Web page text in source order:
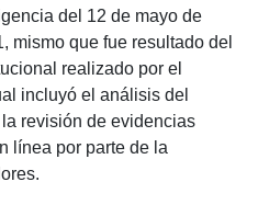
del 12 de mayo de
mismo que fue resultado del
realizado por el
incluyó el análisis del
revisión de evidencias
línea por parte de la